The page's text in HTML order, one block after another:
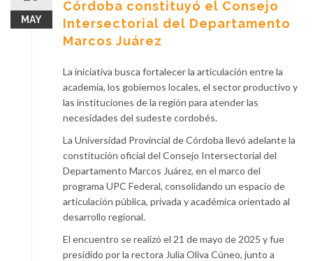
MAY
Córdoba constituyó el Consejo
Intersectorial del Departamento
Marcos Juárez
La iniciativa busca fortalecer la articulación entre la
academia, los gobiernos locales, el sector productivo y
las instituciones de la región para atender las
necesidades del sudeste cordobés.
La Universidad Provincial de Córdoba llevó adelante la
constitución oficial del Consejo Intersectorial del
Departamento Marcos Juárez, en el marco del
programa UPC Federal, consolidando un espacio de
articulación pública, privada y académica orientado al
desarrollo regional.
El encuentro se realizó el 21 de mayo de 2025 y fue
presidido por la rectora Julia Oliva Cúneo, junto a